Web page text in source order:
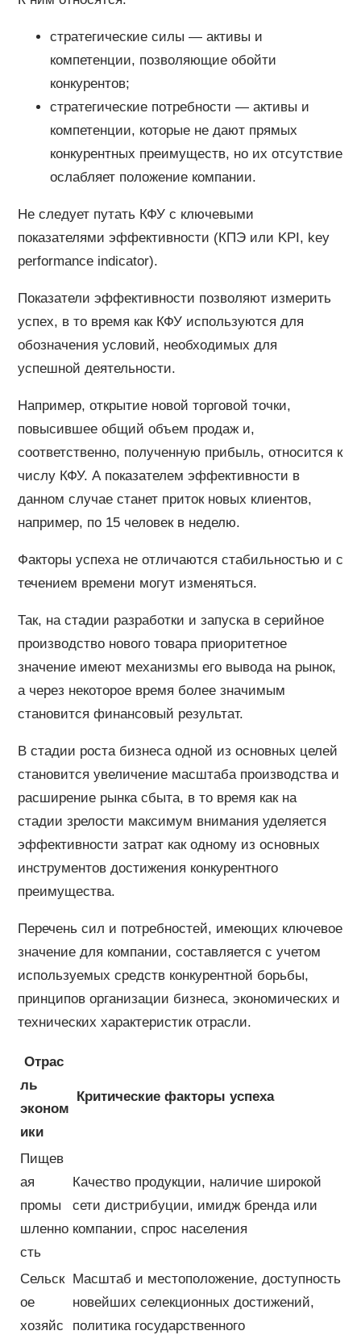
стратегические силы — активы и
компетенции, позволяющие обойти
конкурентов;
стратегические потребности — активы и
компетенции, которые не дают прямых
конкурентных преимуществ, но их отсутствие
ослабляет положение компании.
Не следует путать КФУ с ключевыми
показателями эффективности (КПЭ или KPI, key
performance indicator).
Показатели эффективности позволяют измерить
успех, в то время как КФУ используются для
обозначения условий, необходимых для
успешной деятельности.
Например, открытие новой торговой точки,
повысившее общий объем продаж и,
соответственно, полученную прибыль, относится к
числу КФУ. А показателем эффективности в
данном случае станет приток новых клиентов,
например, по 15 человек в неделю.
Факторы успеха не отличаются стабильностью и с
течением времени могут изменяться.
Так, на стадии разработки и запуска в серийное
производство нового товара приоритетное
значение имеют механизмы его вывода на рынок,
а через некоторое время более значимым
становится финансовый результат.
В стадии роста бизнеса одной из основных целей
становится увеличение масштаба производства и
расширение рынка сбыта, в то время как на
стадии зрелости максимум внимания уделяется
эффективности затрат как одному из основных
инструментов достижения конкурентного
преимущества.
Перечень сил и потребностей, имеющих ключевое
значение для компании, составляется с учетом
используемых средств конкурентной борьбы,
принципов организации бизнеса, экономических и
технических характеристик отрасли.
Отрас
ль
эконом
ики
Критические факторы успеха
Пищев
ая
промы
шленно
сть
Качество продукции, наличие широкой
сети дистрибуции, имидж бренда или
компании, спрос населения
Сельск
ое
хозяйс
Масштаб и местоположение, доступность
новейших селекционных достижений,
политика государственного